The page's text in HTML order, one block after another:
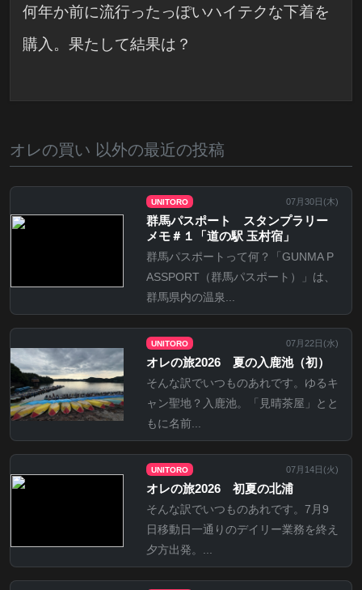
何年か前に流行ったっぽいハイテクな下着を
購入。果たして結果は？
オレの買い 以外の最近の投稿
UNITORO 07月30日(木)
群馬パスポート スタンプラリー
メモ＃１「道の駅 玉村宿」
群馬パスポートって何？「GUNMA P
ASSPORT（群馬パスポート）」は、
群馬県内の温泉...
UNITORO 07月22日(水)
オレの旅2026 夏の入鹿池（初）
そんな訳でいつものあれです。ゆるキ
ャン聖地？入鹿池。「見晴茶屋」とと
もに名前...
UNITORO 07月14日(火)
オレの旅2026 初夏の北浦
そんな訳でいつものあれです。7月9
日移動日一通りのデイリー業務を終え
夕方出発。...